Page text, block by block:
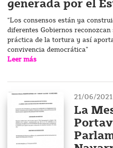
generada por el
“Los consensos están ya
diferentes Gobiernos
práctica de la tortura y así
convivencia democrática”
Leer más
21/06/2021
La